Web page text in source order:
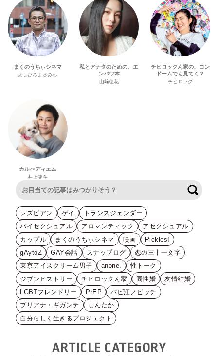
まくのうちぃシネマ
よしひろまさみち
私とアナタのための、エ
ンパワ本
山﨑穂花
チヒロックん家の、コン
ドームでも見てく？
チヒロック
カルぺディエム
井上健斗
レズビアン ゲイ
トランスジェンダー
バイセクシュアル
アロマンティック
アセクシュアル
カップル
まくのうちぃシネマ 映画
Pickles!
gAytoZ
GAY会話 スナップログ
恋の三十一文字
東京アイスクリーム男子
anone.
性トーク
ジブンヒストリー
チヒロックん家 同性婚
友情結婚
LGBTフレンドリー
PrEP
バビ江ノビッチ
ブリアナ・ギガンテ
しんたか
自分らしく生きるプロジェクト
ARTICLE CATEGORY